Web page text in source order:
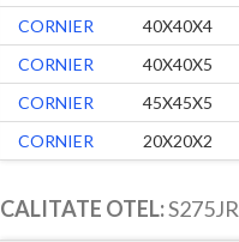
CORNIER
40X40X4
CORNIER
40X40X5
CORNIER
45X45X5
CORNIER
20X20X2
CALITATE OTEL:S275JR